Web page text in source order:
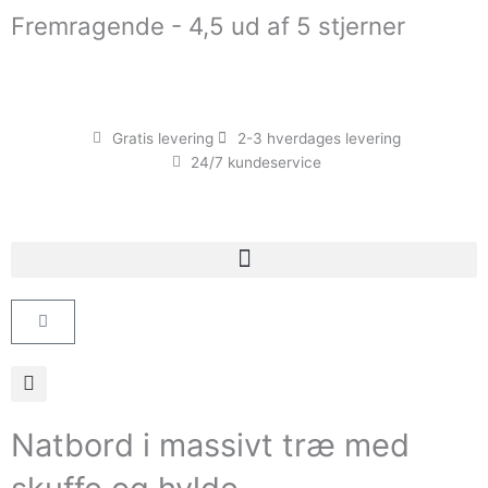
Fremragende - 4,5 ud af 5 stjerner
Gratis levering
2-3 hverdages levering
24/7 kundeservice
Kurv
Natbord i massivt træ med